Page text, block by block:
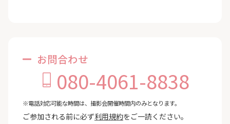
お問合わせ
080-4061-8838
※電話対応可能な時間は、撮影会開催時間内のみとなります。
ご参加される前に必ず利用規約をご一読ください。